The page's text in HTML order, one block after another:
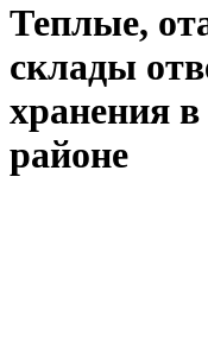
Теплые,
склады
хранения
районе